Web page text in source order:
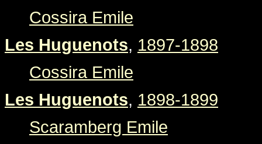
Cossira Emile
Les Huguenots, 1897-1898
Cossira Emile
Les Huguenots, 1898-1899
Scaramberg Emile